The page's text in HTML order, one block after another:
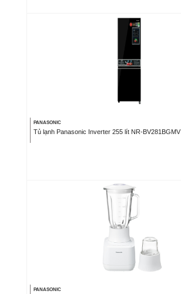
PANASONIC
Tủ lạnh Panasonic Inverter 255 lít NR-BV281BGMV
PANASONIC